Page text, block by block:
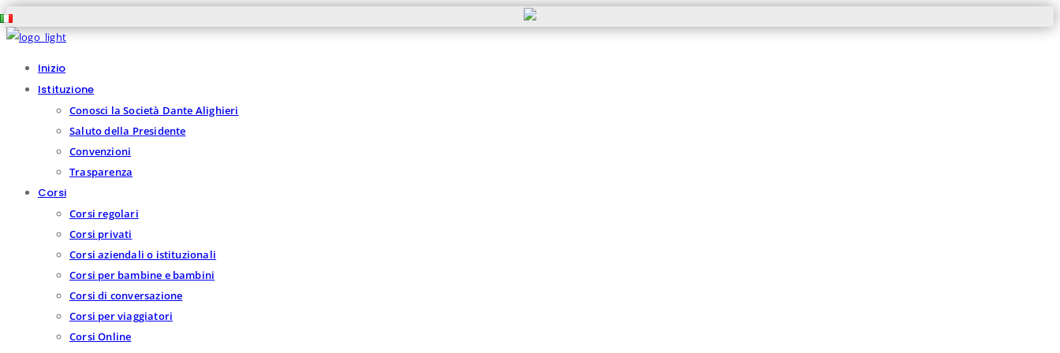
Inizio
Istituzione
Conosci la Società Dante Alighieri
Saluto della Presidente
Convenzioni
Trasparenza
Corsi
Corsi regolari
Corsi privati
Corsi aziendali o istituzionali
Corsi per bambine e bambini
Corsi di conversazione
Corsi per viaggiatori
Corsi Online